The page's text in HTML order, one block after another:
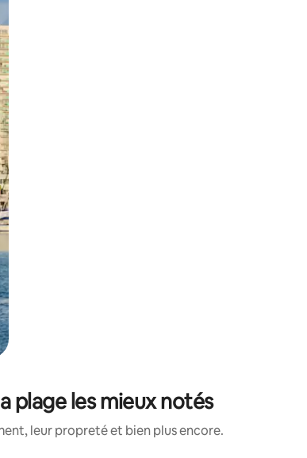
plage les mieux notés
leur propreté et bien plus encore.